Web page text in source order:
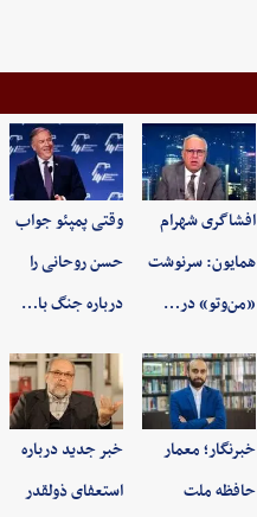
افشاگری شهرام
همایون: سرنوشت
«من‌وتو» در…
وقتی پمپئو جواب
حسن روحانی را
درباره جنگ با…
خبرنگار؛ معمار
حافظه ملت
خبر جدید درباره
استعفای ذولقدر